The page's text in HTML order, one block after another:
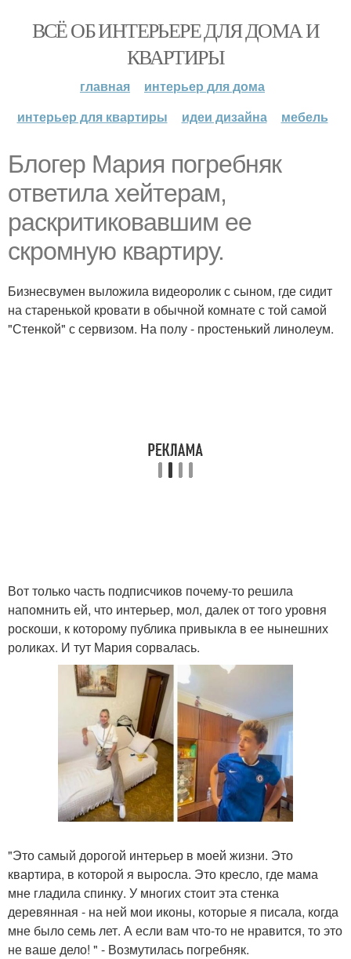
ВСЁ ОБ ИНТЕРЬЕРЕ ДЛЯ ДОМА И
КВАРТИРЫ
главная
интерьер для дома
интерьер для квартиры
идеи дизайна мебель
Блогер Мария погребняк
ответила хейтерам,
раскритиковавшим ее
скромную квартиру.
Бизнесвумен выложила видеоролик с сыном, где сидит
на старенькой кровати в обычной комнате с той самой
"Стенкой" с сервизом. На полу - простенький линолеум.
Вот только часть подписчиков почему-то решила
напомнить ей, что интерьер, мол, далек от того уровня
роскоши, к которому публика привыкла в ее нынешних
роликах. И тут Мария сорвалась.
"Это самый дорогой интерьер в моей жизни. Это
квартира, в которой я выросла. Это кресло, где мама
мне гладила спинку. У многих стоит эта стенка
деревянная - на ней мои иконы, которые я писала, когда
мне было семь лет. А если вам что-то не нравится, то это
не ваше дело! " - Возмутилась погребняк.